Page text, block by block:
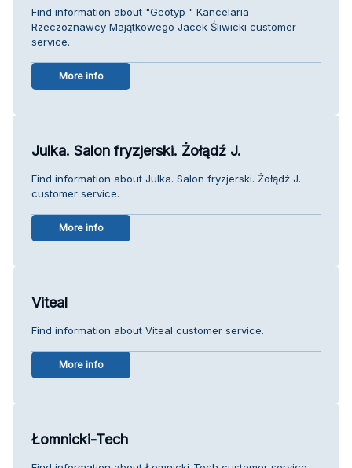
Find information about "Geotyp " Kancelaria
Rzeczoznawcy Majątkowego Jacek Śliwicki customer
service.
More info
Julka. Salon fryzjerski. Żołądź J.
Find information about Julka. Salon fryzjerski. Żołądź J.
customer service.
More info
Viteal
Find information about Viteal customer service.
More info
Łomnicki-Tech